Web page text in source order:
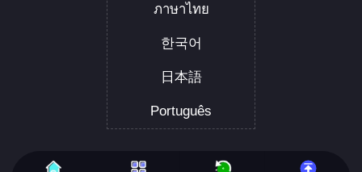
ภาษาไทย
한국어
日本語
Português